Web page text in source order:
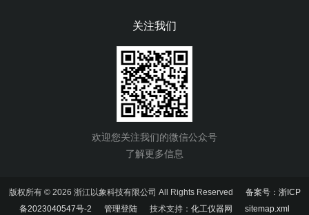
关注我们
欢迎您关注我们的微信公众号
了解更多信息
版权所有 © 2026 浙江以象科技有限公司 All Rights Reserved 备案号：浙ICP
备2023040547号-2
管理登陆 技术支持： 化工仪器网 sitemap.xml